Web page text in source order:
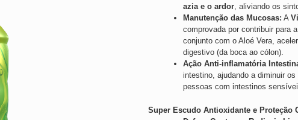
azia e o ardor, aliviando os
Manutenção das Mucosas: A
comprovada por contribuir para
conjunto com o Aloé Vera,
digestivo (da boca ao cólon).
Ação Anti-inflamatória
intestino, ajudando a diminuir
pessoas com intestinos
Super Escudo Antioxidante e Proteção